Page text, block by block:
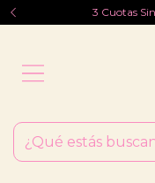
3 Cuotas